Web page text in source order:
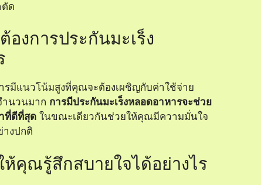
ตัด
งการประกันมะเร็ง
รมีแนวโน้มสูงที่คุณจะต้องเผชิญกับค่าใช้จ่าย
ำนวนมาก การมีประกันมะเร็งหลอดอาหารจะช่วย
ที่ดีที่สุด ในขณะเดียวกันช่วยให้คุณมีความมั่นใจ
างปกติ
คุณรู้สึกสบายใจได้อย่างไร